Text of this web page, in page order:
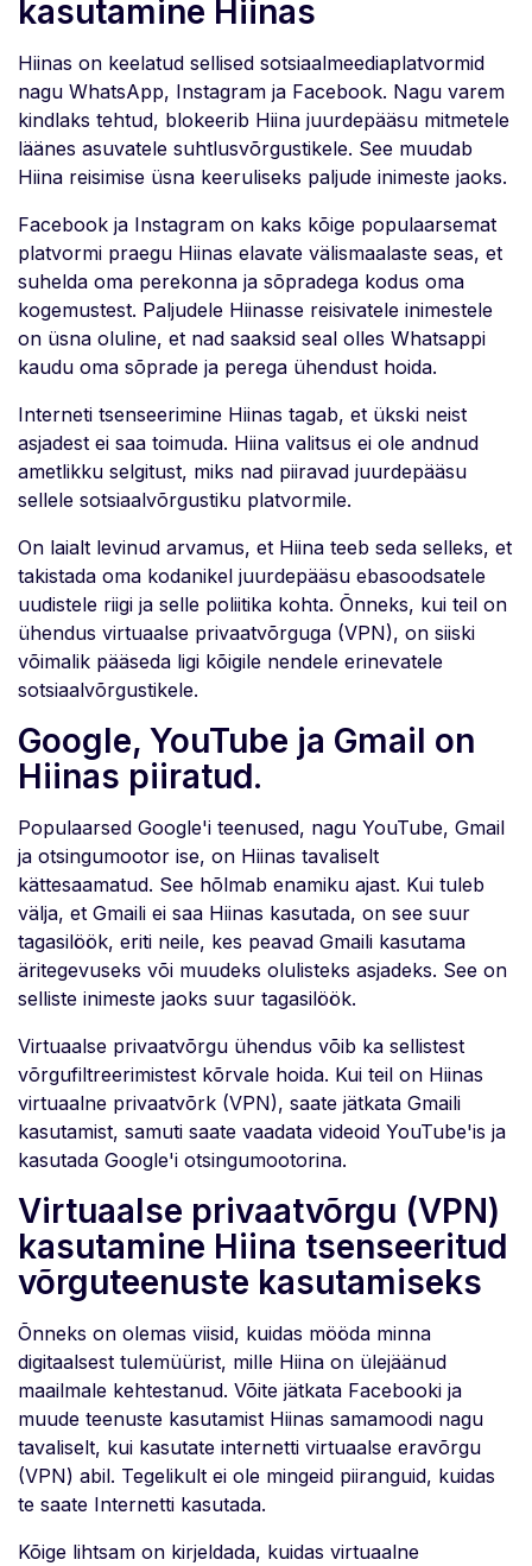
kasutamine Hiinas
Hiinas on keelatud sellised sotsiaalmeediaplatvormid
nagu WhatsApp, Instagram ja Facebook. Nagu varem
kindlaks tehtud, blokeerib Hiina juurdepääsu mitmetele
läänes asuvatele suhtlusvõrgustikele. See muudab
Hiina reisimise üsna keeruliseks paljude inimeste jaoks.
Facebook ja Instagram on kaks kõige populaarsemat
platvormi praegu Hiinas elavate välismaalaste seas, et
suhelda oma perekonna ja sõpradega kodus oma
kogemustest. Paljudele Hiinasse reisivatele inimestele
on üsna oluline, et nad saaksid seal olles Whatsappi
kaudu oma sõprade ja perega ühendust hoida.
Interneti tsenseerimine Hiinas tagab, et ükski neist
asjadest ei saa toimuda. Hiina valitsus ei ole andnud
ametlikku selgitust, miks nad piiravad juurdepääsu
sellele sotsiaalvõrgustiku platvormile.
On laialt levinud arvamus, et Hiina teeb seda selleks, et
takistada oma kodanikel juurdepääsu ebasoodsatele
uudistele riigi ja selle poliitika kohta. Õnneks, kui teil on
ühendus virtuaalse privaatvõrguga (VPN), on siiski
võimalik pääseda ligi kõigile nendele erinevatele
sotsiaalvõrgustikele.
Google, YouTube ja Gmail on
Hiinas piiratud.
Populaarsed Google'i teenused, nagu YouTube, Gmail
ja otsingumootor ise, on Hiinas tavaliselt
kättesaamatud. See hõlmab enamiku ajast. Kui tuleb
välja, et Gmaili ei saa Hiinas kasutada, on see suur
tagasilöök, eriti neile, kes peavad Gmaili kasutama
äritegevuseks või muudeks olulisteks asjadeks. See on
selliste inimeste jaoks suur tagasilöök.
Virtuaalse privaatvõrgu ühendus võib ka sellistest
võrgufiltreerimistest kõrvale hoida. Kui teil on Hiinas
virtuaalne privaatvõrk (VPN), saate jätkata Gmaili
kasutamist, samuti saate vaadata videoid YouTube'is ja
kasutada Google'i otsingumootorina.
Virtuaalse privaatvõrgu (VPN)
kasutamine Hiina tsenseeritud
võrguteenuste kasutamiseks
Õnneks on olemas viisid, kuidas mööda minna
digitaalsest tulemüürist, mille Hiina on ülejäänud
maailmale kehtestanud. Võite jätkata Facebooki ja
muude teenuste kasutamist Hiinas samamoodi nagu
tavaliselt, kui kasutate internetti virtuaalse eravõrgu
(VPN) abil. Tegelikult ei ole mingeid piiranguid, kuidas
te saate Internetti kasutada.
Kõige lihtsam on kirjeldada, kuidas virtuaalne